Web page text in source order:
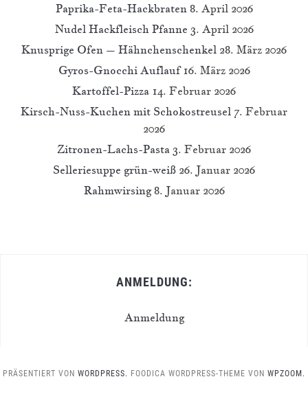
Paprika-Feta-Hackbraten 8. April 2026
Nudel Hackfleisch Pfanne 3. April 2026
Knusprige Ofen – Hähnchenschenkel 28. März 2026
Gyros-Gnocchi Auflauf 16. März 2026
Kartoffel-Pizza 14. Februar 2026
Kirsch-Nuss-Kuchen mit Schokostreusel 7. Februar
2026
Zitronen-Lachs-Pasta 3. Februar 2026
Selleriesuppe grün-weiß 26. Januar 2026
Rahmwirsing 8. Januar 2026
ANMELDUNG:
Anmeldung
PRÄSENTIERT VON WORDPRESS. FOODICA WORDPRESS-THEME VON WPZOOM.